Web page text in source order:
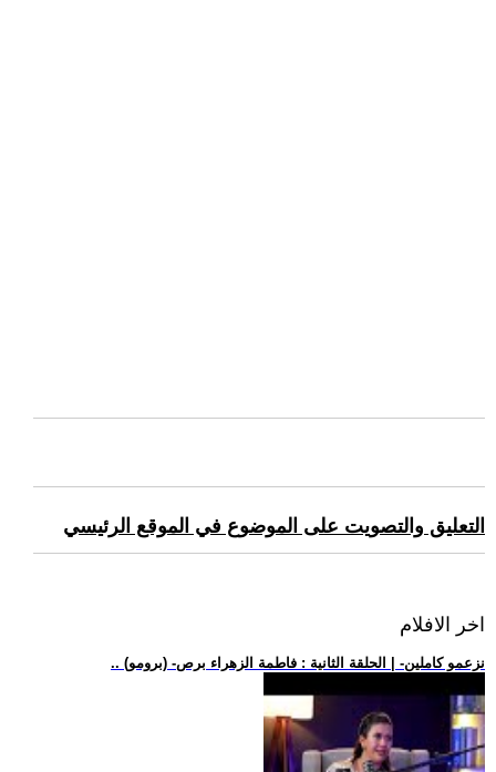
التعليق والتصويت على الموضوع في الموقع الرئيسي
اخر الافلام
.. (برومو) -نزعمو كاملين- | الحلقة الثانية : فاطمة الزهراء برص